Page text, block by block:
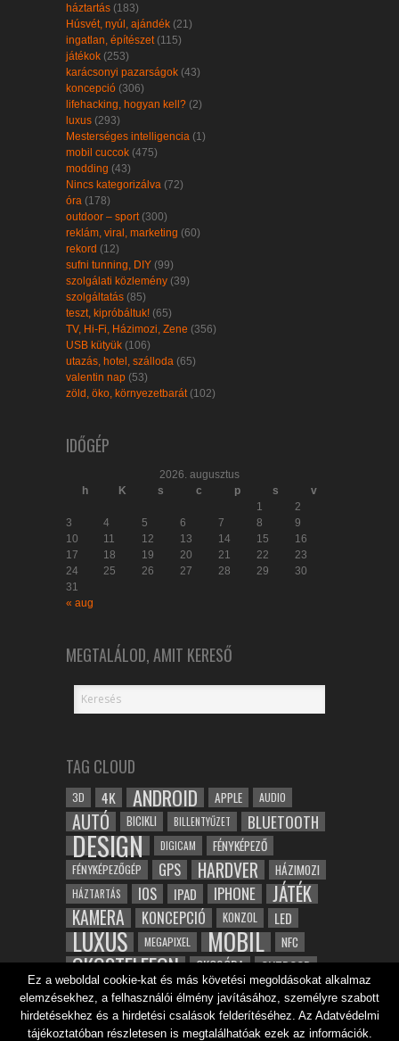
háztartás (183)
Húsvét, nyúl, ajándék (21)
ingatlan, építészet (115)
játékok (253)
karácsonyi pazarságok (43)
koncepció (306)
lifehacking, hogyan kell? (2)
luxus (293)
Mesterséges intelligencia (1)
mobil cuccok (475)
modding (43)
Nincs kategorizálva (72)
óra (178)
outdoor – sport (300)
reklám, viral, marketing (60)
rekord (12)
sufni tunning, DIY (99)
szolgálati közlemény (39)
szolgáltatás (85)
teszt, kipróbáltuk! (65)
TV, Hi-Fi, Házimozi, Zene (356)
USB kütyük (106)
utazás, hotel, szálloda (65)
valentin nap (53)
zöld, öko, környezetbarát (102)
IDŐGÉP
2026. augusztus
h
K s c p s
v
1
2
3
4 5 6 7 8
9
10
11 12 13 14 15
16
17
18 19 20 21 22
23
24
25 26 27 28 29
30
31
« aug
MEGTALÁLOD, AMIT KERESŐ
TAG CLOUD
3D 4K ANDROID APPLE AUDIO
AUTÓ BICIKLI BILLENTYŰZET BLUETOOTH
DESIGN DIGICAM FÉNYKÉPEZŐ
FÉNYKÉPEZŐGÉP GPS HARDVER HÁZIMOZI
HÁZTARTÁS IOS IPAD IPHONE JÁTÉK
KAMERA KONCEPCIÓ KONZOL LED
LUXUS MEGAPIXEL MOBIL NFC
OKOSTELEFON OKOSÓRA OUTDOOR
ROBOT SAMSUNG SPORT TABLET
TESZT VIDEÓ VÍZÁLLÓ WIFI ZENE ZÖLD
Ez a weboldal cookie-kat és más követési megoldásokat alkalmaz
elemzésekhez, a felhasználói élmény javításához, személyre szabott
hirdetésekhez és a hirdetési csalások felderítéséhez. Az Adatvédelmi
tájékoztatóban részletesen is megtalálhatóak ezek az információk.